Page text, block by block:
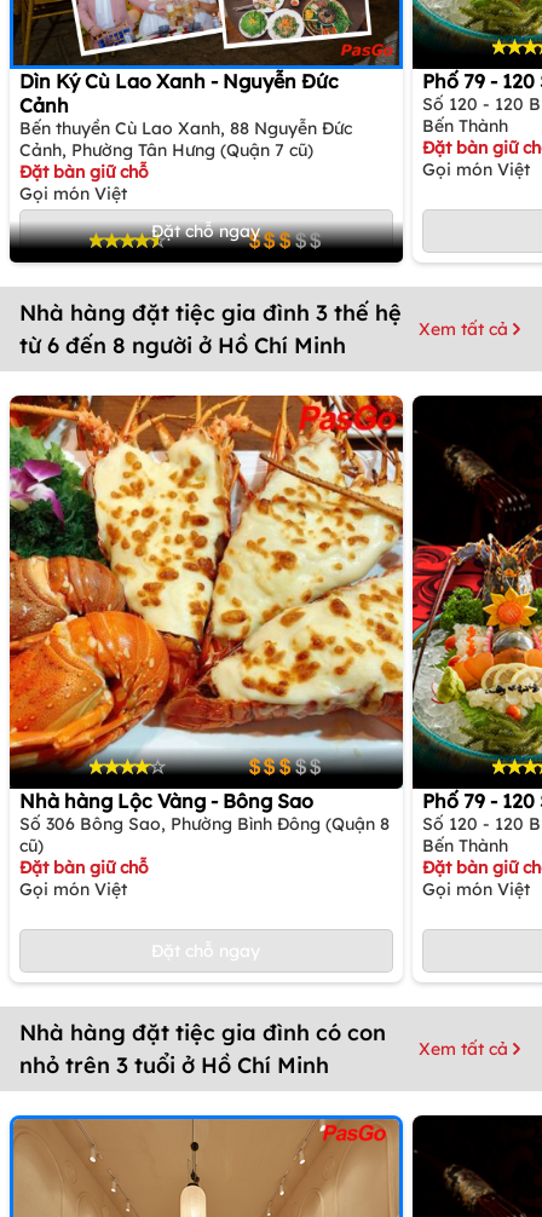
Dìn Ký Cù Lao Xanh - Nguyễn Đức
Cảnh
Bến thuyền Cù Lao Xanh, 88 Nguyễn Đức
Cảnh, Phường Tân Hưng (Quận 7 cũ)
Đặt bàn giữ chỗ
Gọi món Việt
Đặt chỗ ngay
Phố 79 -
Số 120 - 120
Bến Thành
Đặt bàn giữ
Gọi món Việt
Nhà hàng đặt tiệc gia đình 3 thế hệ
từ 6 đến 8 người ở Hồ Chí Minh
Xem tất cả
Nhà hàng Lộc Vàng - Bông Sao
Số 306 Bông Sao, Phường Bình Đông (Quận 8
cũ)
Đặt bàn giữ chỗ
Gọi món Việt
Đặt chỗ ngay
Phố 79 -
Số 120 - 120
Bến Thành
Đặt bàn giữ
Gọi món Việt
Nhà hàng đặt tiệc gia đình có con
nhỏ trên 3 tuổi ở Hồ Chí Minh
Xem tất cả